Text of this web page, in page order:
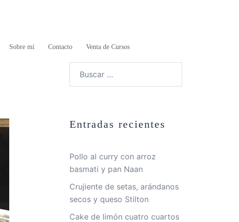
Sobre mí Contacto Venta de Cursos
Entradas recientes
Pollo al curry con arroz
basmati y pan Naan
Crujiente de setas, arándanos
secos y queso Stilton
Cake de limón cuatro cuartos